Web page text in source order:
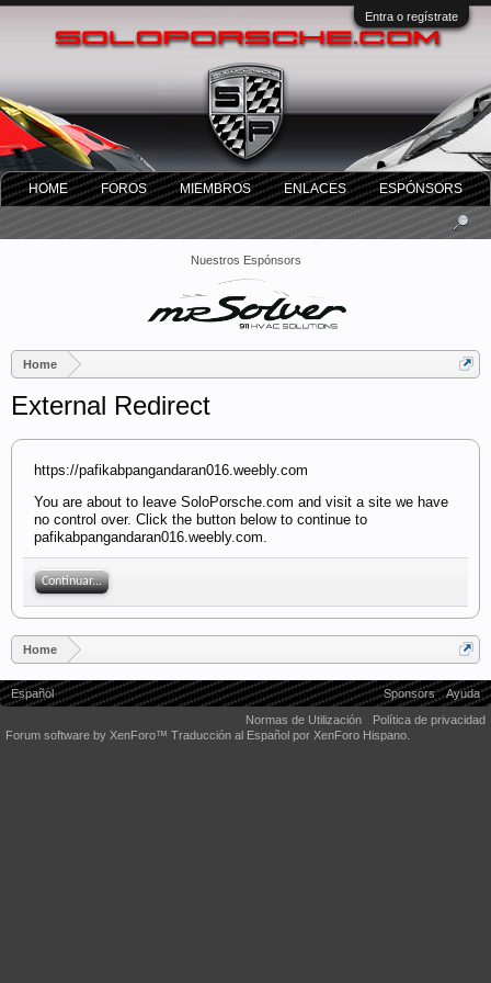
Entra o regístrate
Nuestros Espónsors
Home
External Redirect
https://pafikabpangandaran016.weebly.com
You are about to leave SoloPorsche.com and visit a site we have
no control over. Click the button below to continue to
pafikabpangandaran016.weebly.com.
Continuar...
Home
HOME FOROS MIEMBROS ENLACES ESPÓNSORS
Español Sponsors
Ayuda
Normas de Utilización
Política de privacidad
Forum software by XenForo™ Traducción al Español por XenForo Hispano.